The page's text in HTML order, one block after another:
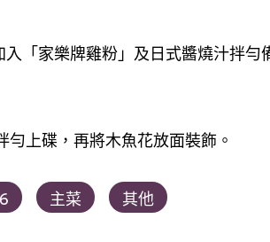
「家樂牌雞粉」及日式醬燒汁拌勻
上碟，再將木魚花放面裝飾。
主菜 其他